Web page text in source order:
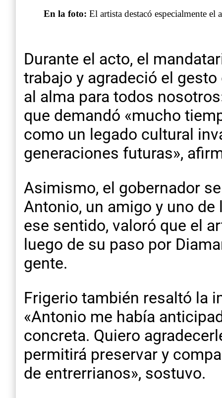
En la foto: El artista destacó especialmente
Durante el acto, el
trabajo y agradeció el
al alma para todos
que demandó «mucho
como un legado cultural
generaciones futuras»,
Asimismo, el gobernador
Antonio, un amigo y uno
ese sentido, valoró que el
luego de su paso por
gente.
Frigerio también resaltó la
«Antonio me había
concreta. Quiero
permitirá preservar y
de entrerrianos», sostuvo.